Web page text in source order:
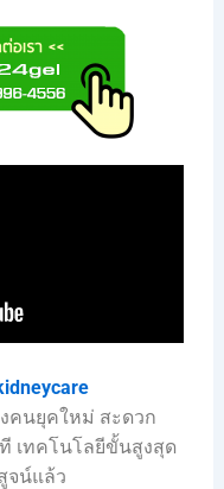
คนยุคใหม่ สะดวก
เทคโนโลยีขั้นสูงสุด
จน์แล้ว